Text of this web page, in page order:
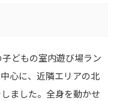
どもの室内遊び場ラン
心に、近隣エリアの北
ました。全身を動かせ